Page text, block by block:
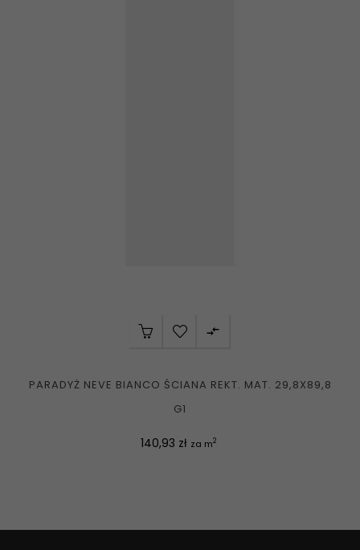

PARADYŻ NEVE BIANCO ŚCIANA REKT. MAT. 29,8X89,8
G1
Cena
140,93 zł za m2